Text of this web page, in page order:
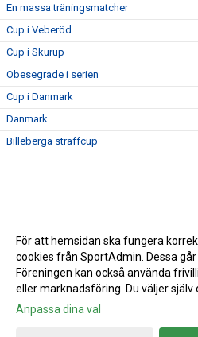
En massa träningsmatcher
Cup i Veberöd
Cup i Skurup
Obesegrade i serien
Cup i Danmark
Danmark
Billeberga straffcup
Gå till Webbversion
För att hemsidan ska fungera
cookies från SportAdmin. Dessa
Föreningen kan också använda
eller marknadsföring. Du väljer själv
Anpassa dina val